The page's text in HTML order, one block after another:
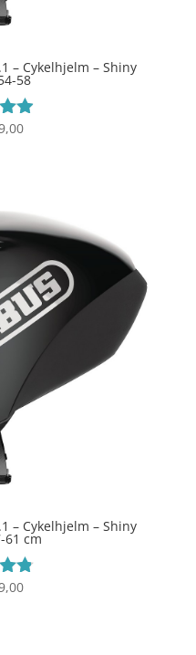
– Cykelhjelm – Shiny
58
– Cykelhjelm – Shiny
61 cm